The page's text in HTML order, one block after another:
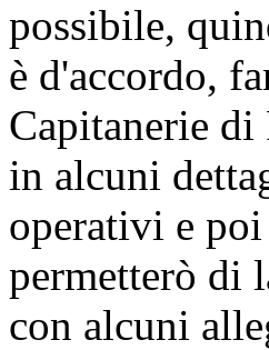
possibile,
è d'accordo,
Capitanerie di
in alcuni
operativi e
permetterò di
con alcuni